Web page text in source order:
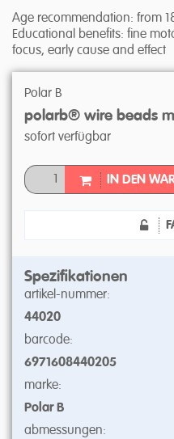
Age recommendation: from
Educational benefits: fine
focus, early cause and effect
Polar B
polarb® wire beads
sofort verfügbar
IN DEN
Spezifikationen
artikel-nummer:
44020
barcode:
6971608440205
marke:
Polar B
abmessungen: